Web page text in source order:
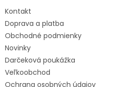
Kontakt
Doprava a platba
Obchodné podmienky
Novinky
Darčeková poukážka
Veľkoobchod
Ochrana osobných údajov